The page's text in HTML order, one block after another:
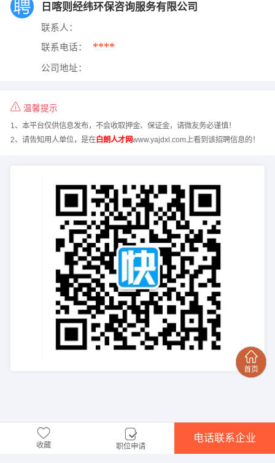
日喀则经纬环保咨询服务有限公司
联系人：
联系电话： ****
公司地址：
温馨提示
1、本平台仅供信息发布，不会收取押金、保证金，请微友务必谨慎！
2、请告知用人单位，是在白朗人才网www.yajdxl.com上看到该招聘信息的！
收藏 职位申请
电话联系企业